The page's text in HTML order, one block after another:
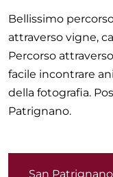
Bellissimo
attraverso vigne,
Percorso
facile incontrare
della fotografia.
Patrignano.
San